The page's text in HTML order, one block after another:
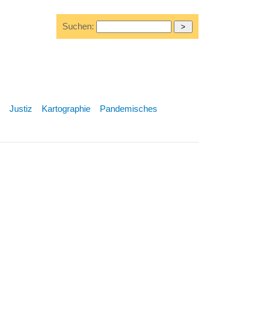
Suchen:
Justiz Kartographie
Pandemisches